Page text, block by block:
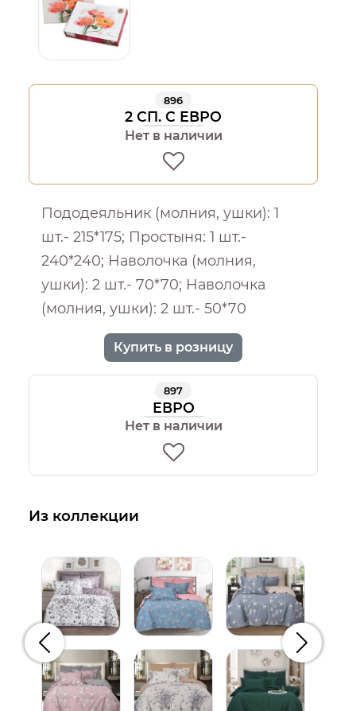
896
2 СП. С ЕВРО
Нет в наличии
Пододеяльник (молния, ушки): 1
шт.- 215*175; Простыня: 1 шт.-
240*240; Наволочка (молния,
ушки): 2 шт.- 70*70; Наволочка
(молния, ушки): 2 шт.- 50*70
Купить в розницу
897
ЕВРО
Нет в наличии
Из коллекции
Предыдущий